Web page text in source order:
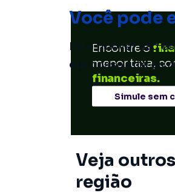
Você pode
Este imóvel não
em nosso site ou
Encontre o
menor taxa,
financeiras.
Simule sem
Veja
região